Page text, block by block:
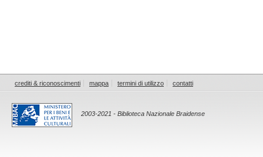
crediti & riconoscimenti mappa termini di utilizzo contatti
2003-2021 - Biblioteca Nazionale Braidense